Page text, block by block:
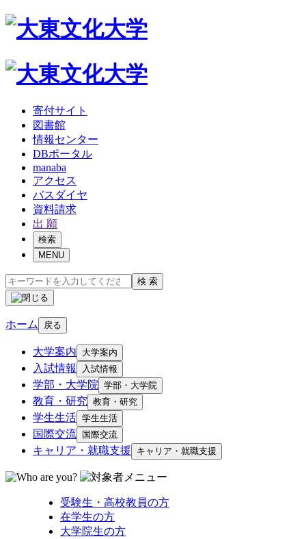
寄付サイト
図書館
情報センター
DBポータル
manaba
アクセス
バスダイヤ
資料請求
出 願
検索
MENU
検 索
ホーム 戻る
大学案内 大学案内
入試情報 入試情報
学部・大学院 学部・大学院
教育・研究 教育・研究
学生生活 学生生活
国際交流 国際交流
キャリア・就職支援 キャリア・就職支援
受験生・高校教員の方
在学生の方
大学院生の方